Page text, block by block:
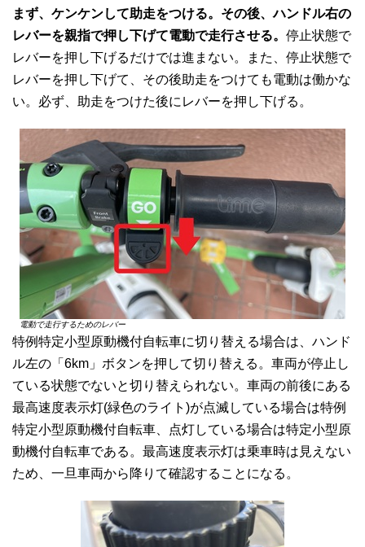
まず、ケンケンして助走をつける。その後、ハンドル右の
レバーを親指で押し下げて電動で走行させる。 停止状態で
レバーを押し下げるだけでは進まない。また、停止状態で
レバーを押し下げて、その後助走をつけても電動は働かな
い。必ず、助走をつけた後にレバーを押し下げる。
電動で走行するためのレバー
特例特定小型原動機付自転車に切り替える場合は、ハンド
ル左の「6km」ボタンを押して切り替える。車両が停止し
ている状態でないと切り替えられない。車両の前後にある
最高速度表示灯(緑色のライト)が点滅している場合は特例
特定小型原動機付自転車、点灯している場合は特定小型原
動機付自転車である。最高速度表示灯は乗車時は見えない
ため、一旦車両から降りて確認することになる。